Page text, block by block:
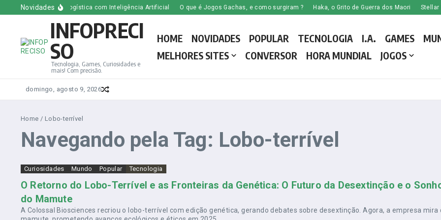
Ir para o conteúdo
Novidadesa Logística com Inteligência Artificial O que é Jogos Gachas, e como surgiram ? Haka, o Grito de Guerra dos Maori Stellar Blade
INFOPRECI
SO
Tecnologia, Games, Curiosidades e
mais! Com precisão.
HOME NOVIDADES POPULAR TECNOLOGIA I.A. GAMES
MELHORES SITES
CONVERSOR HORA MUNDIAL JOGOS
domingo, agosto 9, 2026
Home / Lobo-terrível
Navegando pela Tag: Lobo-terrível
Curiosidades Mundo Popular Tecnologia
O Retorno do Lobo-Terrível e as Fronteiras da Genética: O Futuro da Desextinção e o
do Mamute
A Colossal Biosciences recriou o lobo-terrível com edição genética, gerando debates sobre desextinção. Agora, a empresa mira